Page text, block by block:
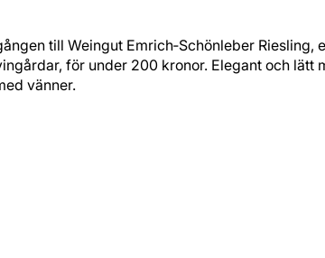
till Weingut Emrich‑Schönleber Riesling,
för under 200 kronor. Elegant och lätt
vänner.